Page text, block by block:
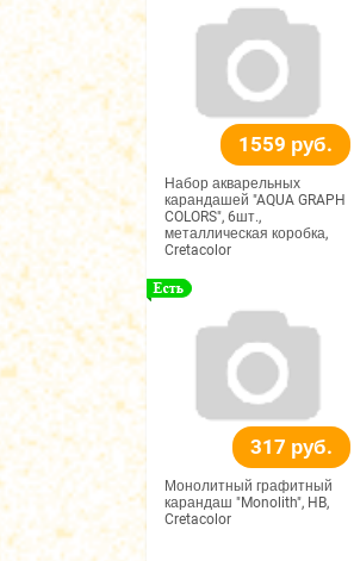
1559 руб.
Набор акварельных
карандашей "AQUA GRAPH
COLORS", 6шт.,
металлическая коробка,
Cretacolor
317 руб.
Монолитный графитный
карандаш "Monolith", HB,
Cretacolor